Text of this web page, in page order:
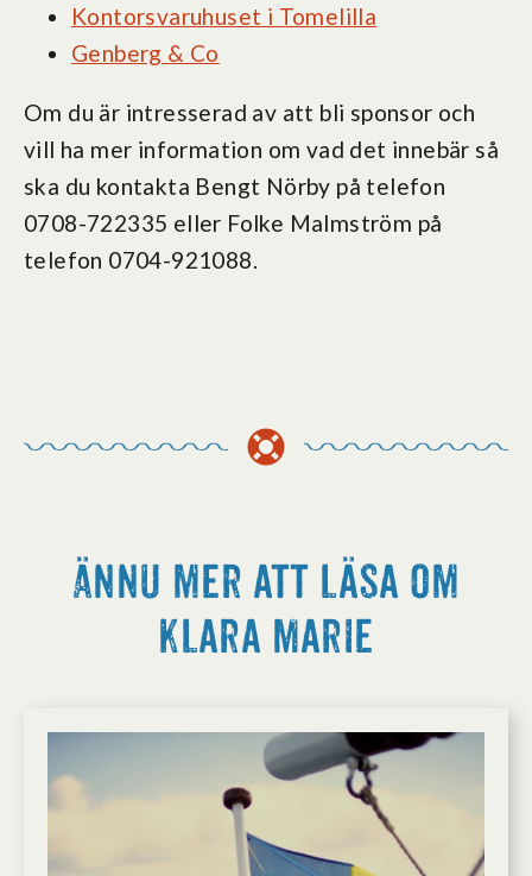
Kontorsvaruhuset i Tomelilla
Genberg & Co
Om du är intresserad av att bli sponsor och
vill ha mer information om vad det innebär så
ska du kontakta Bengt Nörby på telefon
0708-722335 eller Folke Malmström på
telefon 0704-921088.
Ännu mer att läsa om
Klara Marie